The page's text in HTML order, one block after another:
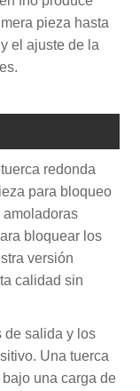
pieza hasta
el ajuste de la
redonda
para bloqueo
amoladoras
bloquear los
versión
calidad sin
de salida y los
Una tuerca
una carga de